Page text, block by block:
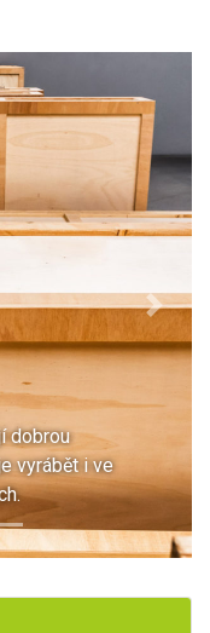
dobrou
vyrábět i ve
Next